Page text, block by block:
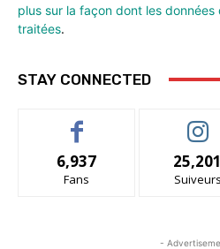
plus sur la façon dont les
traitées.
STAY CONNECTED
6,937
Fans
25,201
Suiveurs
-